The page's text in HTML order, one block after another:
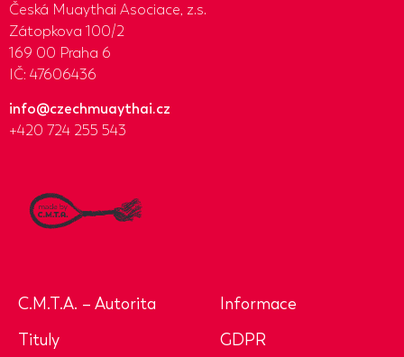
Česká Muaythai Asociace, z.s.
Zátopkova 100/2
169 00 Praha 6
IČ: 47606436
info@czechmuaythai.cz
+420 724 255 543
C.M.T.A. – Autorita
Tituly
Informace
GDPR